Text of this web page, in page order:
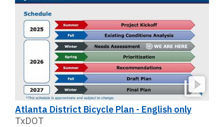
Atlanta District Bicycle Plan - English only
TxDOT